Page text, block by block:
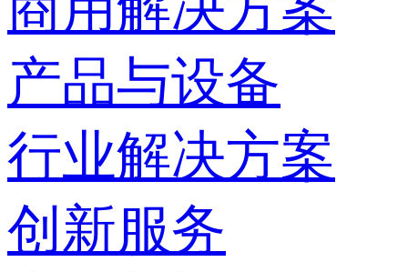
产品与设备
行业解决方案
创新服务